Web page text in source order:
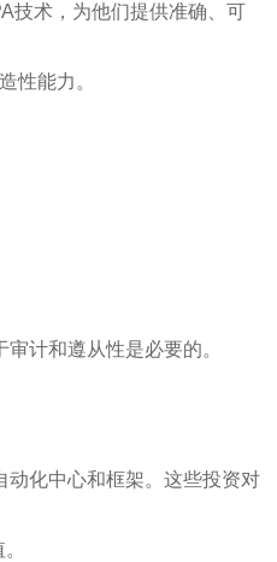
技术，为他们提供准确、可
性能力。
计和遵从性是必要的。
动化中心和框架。这些投资对